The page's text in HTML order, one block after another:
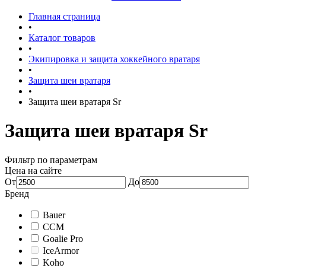
Главная страница
•
Каталог товаров
•
Экипировка и защита хоккейного вратаря
•
Защита шеи вратаря
•
Защита шеи вратаря Sr
Защита шеи вратаря Sr
Фильтр по параметрам
Цена на сайте
От
До
Бренд
Bauer
CCM
Goalie Pro
IceArmor
Koho